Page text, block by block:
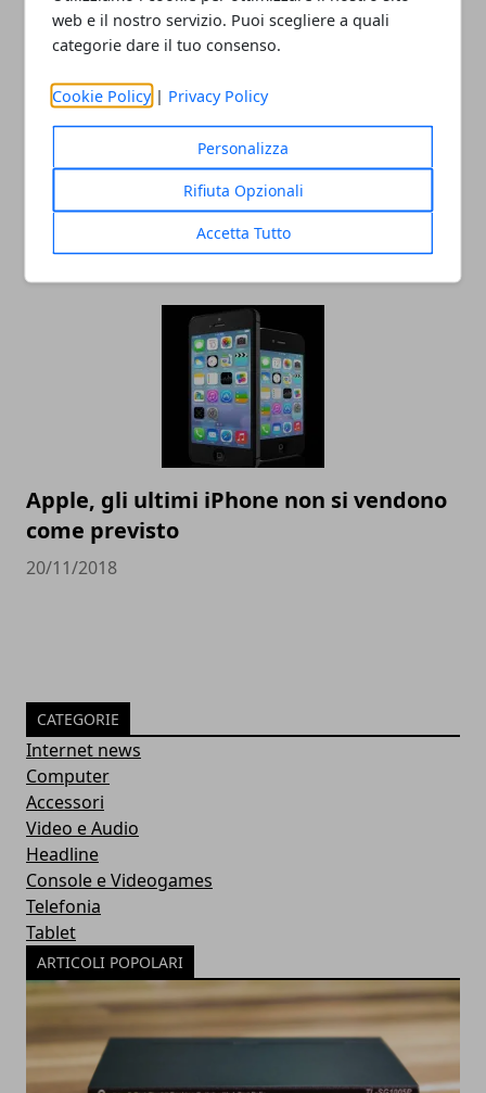
web e il nostro servizio. Puoi scegliere a quali
categorie dare il tuo consenso.
Cookie Policy | Privacy Policy
Personalizza
Rifiuta Opzionali
Accetta Tutto
Apple, vietata la vendita dei vecchi
Apple, gli ultimi iPhone non si vendono
come previsto
20/11/2018
CATEGORIE
Internet news
Computer
Accessori
Video e Audio
Headline
Console e Videogames
Telefonia
Tablet
ARTICOLI POPOLARI